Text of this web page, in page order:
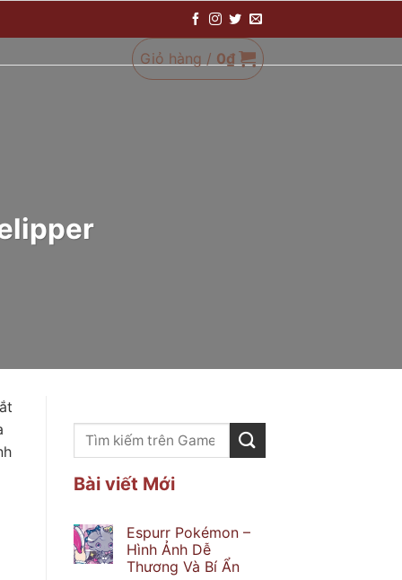
Giỏ hàng / 0₫
Bài viết Mới
Espurr Pokémon –
Hình Ảnh Dễ
Thương Và Bí Ẩn